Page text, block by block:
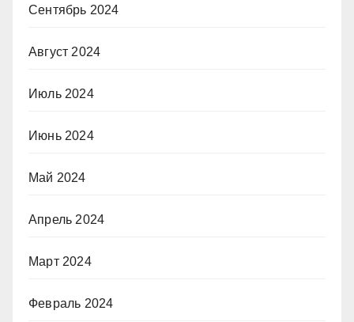
Сентябрь 2024
Август 2024
Июль 2024
Июнь 2024
Май 2024
Апрель 2024
Март 2024
Февраль 2024